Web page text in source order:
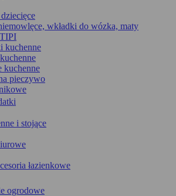
wkładki do wózka, maty
kuchenne
kuchenne
pieczywo
i stojące
łazienkowe
ogrodowe